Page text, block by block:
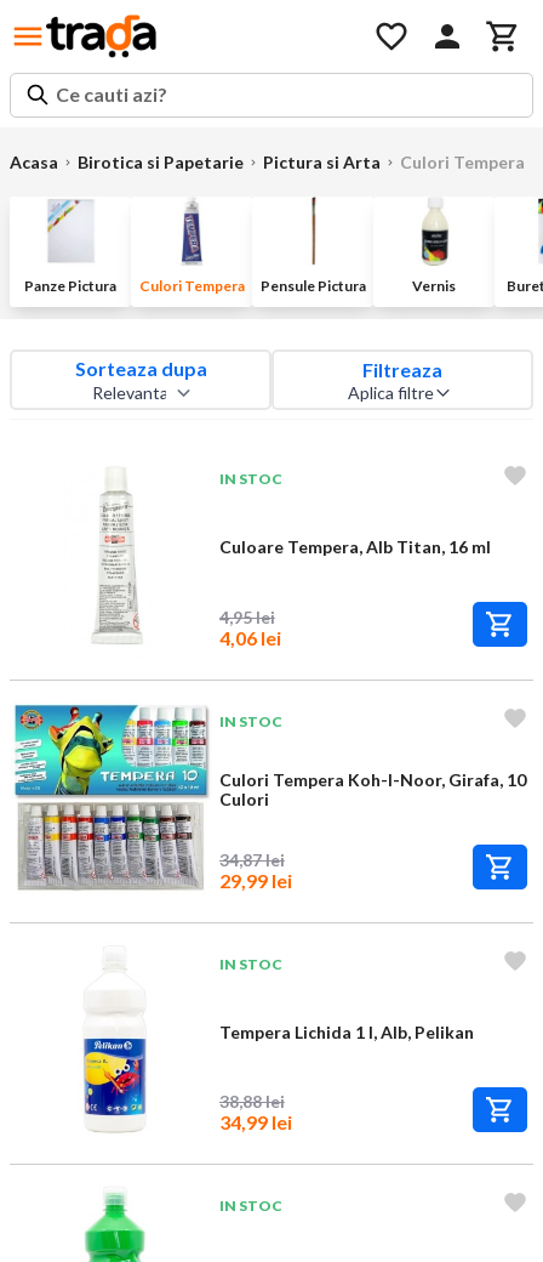
Ce cauti azi?
Acasa Birotica si Papetarie Pictura si Arta Culori Tempera
Panze Pictura Culori Tempera Pensule Pictura Vernis
Sorteaza dupa Filtreaza
Aplica filtre
IN STOC
Culoare Tempera, Alb Titan, 16 ml
4,95 lei
4,06 lei
IN STOC
Culori Tempera Koh-I-Noor, Girafa, 10
Culori
34,87 lei
29,99 lei
IN STOC
Tempera Lichida 1 l, Alb, Pelikan
38,88 lei
34,99 lei
IN STOC